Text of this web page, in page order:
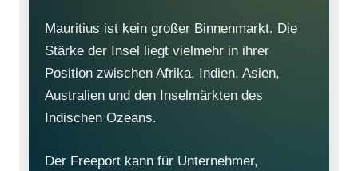
Mauritius ist kein großer Binnenmarkt. Die
Stärke der Insel liegt vielmehr in ihrer
Position zwischen Afrika, Indien, Asien,
Australien und den Inselmärkten des
Indischen Ozeans.
Der Freeport kann für Unternehmer,